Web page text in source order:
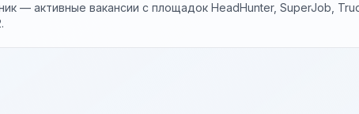
— активные вакансии с площадок HeadHunter, SuperJob,